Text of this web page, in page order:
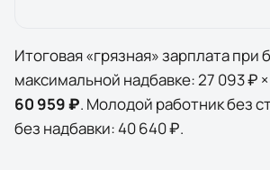
Итоговая «грязная» зарплата
максимальной надбавке: 27 093 ₽ ×
60 959 ₽. Молодой работник без
без надбавки:40 640 ₽.